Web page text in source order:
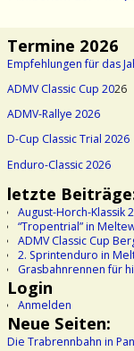
Termine 2026
Empfehlungen für das
ADMV Classic Cup 2026
ADMV-Rallye 2026
D-Cup Classic Trial 2026
Enduro-Classic 2026
letzte
August-Horch-Klassik
“Tropentrial” in
ADMV Classic Cup
2. Sprintenduro in
Grasbahnrennen für
Login
Anmelden
Neue Seiten:
Die Trabrennbahn in